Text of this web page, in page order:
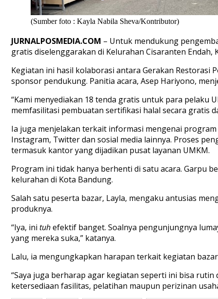
(Sumber foto : Kayla Nabila Sheva/Kontributor)
JURNALPOSMEDIA.COM – Untuk mendukung
gratis diselenggarakan di Kelurahan Cisaranten Endah,
Kegiatan ini hasil kolaborasi antara Gerakan Restorasi
sponsor pendukung. Panitia acara, Asep Hariyono,
“Kami menyediakan 18 tenda gratis untuk para pelaku
memfasilitasi pembuatan sertifikasi halal secara gratis
Ia juga menjelakan terkait informasi mengenai
Instagram, Twitter dan sosial media lainnya. Proses
termasuk kantor yang dijadikan pusat layanan UMKM.
Program ini tidak hanya berhenti di satu acara. Garpu
kelurahan di Kota Bandung.
Salah satu peserta bazar, Layla, mengaku antusias
produknya.
“Iya, ini tuhefektif banget. Soalnya pengunjungnya
yang mereka suka,” katanya.
Lalu, ia mengungkapkan harapan terkait kegiatan
“Saya juga berharap agar kegiatan seperti ini bisa
ketersediaan fasilitas, pelatihan maupun perizinan